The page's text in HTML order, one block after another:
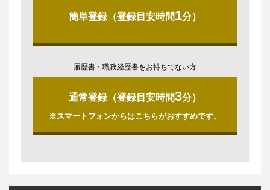
簡単登録（登録目安時間1分）
履歴書・職務経歴書をお持ちでない方
通常登録（登録目安時間3分）
※スマートフォンからはこちらがおすすめです。